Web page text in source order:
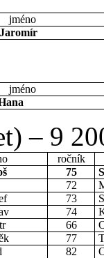
jméno
jméno
– 9
ročník
75
72
73
74
66
77
82